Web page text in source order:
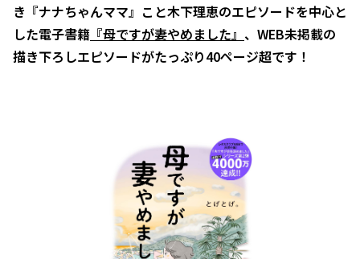
き『ナナちゃんママ』こと木下理恵のエピソードを中心と
した電子書籍 『母ですが妻やめました』 、WEB未掲載の
描き下ろしエピソードがたっぷり40ページ超です！